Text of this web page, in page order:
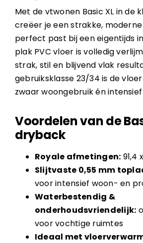
Met de vtwonen Basic XL in de
creëer je een strakke,
perfect past bij een eigentijds
plak PVC vloer is volledig
strak, stil en blijvend vlak
gebruiksklasse 23/34 is de
zwaar woongebruik én
Voordelen van de
dryback
Royale afmetingen: 91,4
Slijtvaste 0,55 mm
voor intensief woon- en
Waterbestendig &
onderhoudsvriendelijk:
voor vochtige ruimtes
Ideaal met